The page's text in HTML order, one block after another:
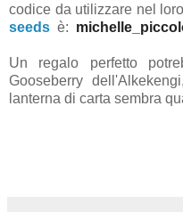
codice da utilizzare nel
seeds è:
Un regalo perfetto
Gooseberry
lanterna di carta sembra